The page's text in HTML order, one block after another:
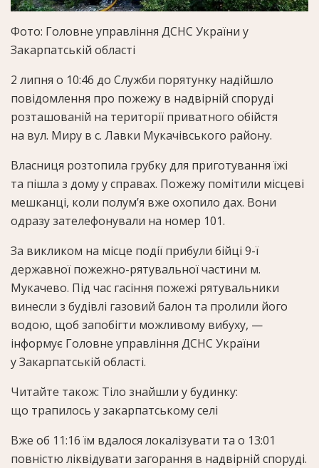
Фото: Головне управління ДСНС України у
Закарпатській області
2 липня о 10:46 до Служби порятунку надійшло
повідомлення про пожежу в надвірній споруді
розташованій на території приватного обійстя
на вул. Миру в с. Лавки Мукачівського району.
Власниця розтопила грубку для приготування їжі
та пішла з дому у справах. Пожежу помітили місцеві
мешканці, коли полум’я вже охопило дах. Вони
одразу зателефонували на номер 101.
За викликом на місце події прибули бійці 9-ї
державної пожежно-рятувальної частини м.
Мукачево. Під час гасіння пожежі рятувальники
винесли з будівлі газовий балон та пролили його
водою, щоб запобігти можливому вибуху, —
інформує Головне управління ДСНС України
у Закарпатській області.
Читайте також: Тіло знайшли у будинку:
що трапилось у закарпатському селі
Вже об 11:16 їм вдалося локалізувати та о 13:01
повністю ліквідувати загорання в надвірній споруді.